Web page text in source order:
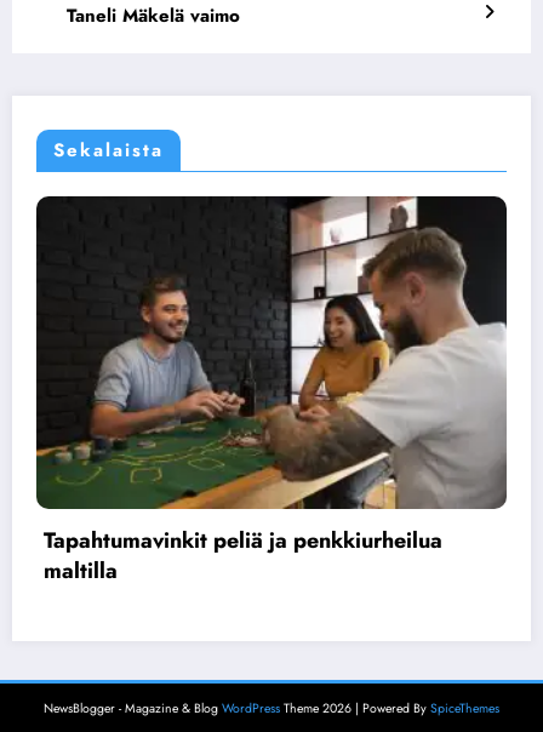
Taneli Mäkelä vaimo
Sekalaista
peliä ja penkkiurheilua
Suomalaisten
NewsBlogger - Magazine & Blog WordPress Theme 2026 | Powered By SpiceThemes